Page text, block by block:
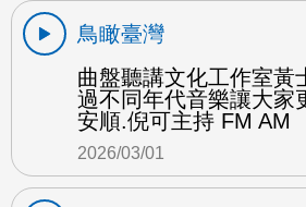
鳥瞰臺灣
曲盤聽講文化工作室黃
過不同年代音樂讓大家
安順.倪可主持 FM AM
2026/03/01